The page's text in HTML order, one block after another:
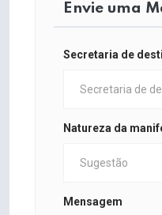
Envie uma
Secretaria de
Natureza da
Mensagem